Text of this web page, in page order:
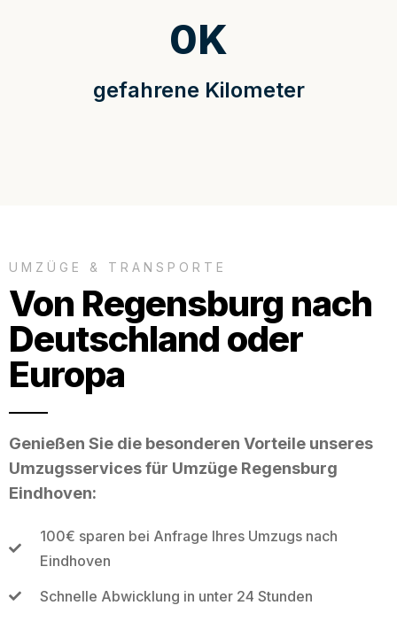
gefahrene Kilometer
0K
UMZÜGE & TRANSPORTE
Von Regensburg nach
Deutschland oder
Europa
Genießen Sie die besonderen Vorteile unseres
Umzugsservices für Umzüge Regensburg
Eindhoven:
100€ sparen bei Anfrage Ihres Umzugs nach
Eindhoven
Schnelle Abwicklung in unter 24 Stunden